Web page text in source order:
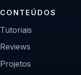
CONTEÚDOS
Tutoriais
Reviews
Projetos